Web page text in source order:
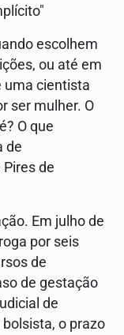
escolhem
ou até em
uma cientista
ser mulher. O
O que
de
de
Em julho de
por seis
de
de gestação
de
o prazo